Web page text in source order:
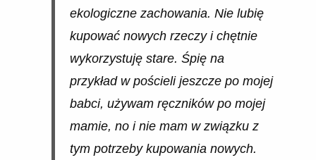
ekologiczne zachowania. Nie lubię
kupować nowych rzeczy i chętnie
wykorzystuję stare. Śpię na
przykład w pościeli jeszcze po mojej
babci, używam ręczników po mojej
mamie, no i nie mam w związku z
tym potrzeby kupowania nowych.